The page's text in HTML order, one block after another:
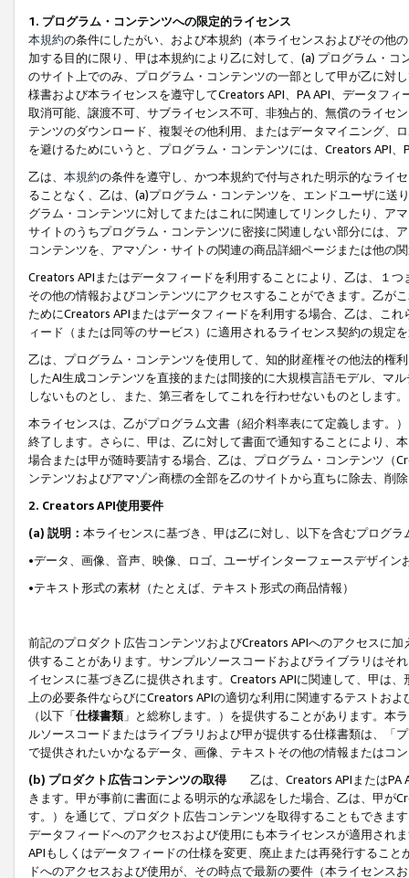
1. プログラム・コンテンツへの限定的ライセンス
本規約の条件にしたがい、および本規約（本ライセンスおよびその他
加する目的に限り、甲は本規約により乙に対して、(a) プログラム・
のサイト上でのみ、プログラム・コンテンツの一部として甲が乙に対
様書および本ライセンスを遵守してCreators API、PA API、データフ
取消可能、譲渡不可、サブライセンス不可、非独占的、無償のライセ
テンツのダウンロード、複製その他利用、またはデータマイニング、
を避けるためにいうと、プログラム・コンテンツには、Creators API
乙は、 本規約の条件を遵守し、かつ本規約で付与された明示的なライ
ることなく、乙は、(a)プログラム・コンテンツを、エンドユーザに
グラム・コンテンツに対してまたはこれに関連してリンクしたり、ア
サイトのうちプログラム・コンテンツに密接に関連しない部分には、
コンテンツを、アマゾン・サイトの関連の商品詳細ページまたは他の
Creators APIまたはデータフィードを利用することにより、乙は、１
その他の情報およびコンテンツにアクセスすることができます。乙が
ためにCreators APIまたはデータフィードを利用する場合、乙は、こ
ィード（または同等のサービス）に適用されるライセンス契約の規定
乙は、プログラム・コンテンツを使用して、知的財産権その他法的権
したAI生成コンテンツを直接的または間接的に大規模言語モデル、マ
しないものとし、また、第三者をしてこれを行わせないものとします。
本ライセンスは、乙がプログラム文書（紹介料率表にて定義します。
終了します。さらに、甲は、乙に対して書面で通知することにより、
場合または甲が随時要請する場合、乙は、プログラム・コンテンツ（
ンテンツおよびアマゾン商標の全部を乙のサイトから直ちに除去、削
2. Creators API使用要件
(a) 説明： 本ライセンスに基づき、甲は乙に対し、以下を含むプログ
•データ、画像、音声、映像、ロゴ、ユーザインターフェースデザイ
•テキスト形式の素材（たとえば、テキスト形式の商品情報）
前記のプロダクト広告コンテンツおよびCreators APIへのアクセスに
供することがあります。サンプルソースコードおよびライブラリはそ
イセンスに基づき乙に提供されます。Creators APIに関連して、甲は
上の必要条件ならびにCreators APIの適切な利用に関連するテストお
（以下「仕様書類」と総称します。）を提供することがあります。本
ルソースコードまたはライブラリおよび甲が提供する仕様書類は、「
で提供されたいかなるデータ、画像、テキストその他の情報またはコ
(b) プロダクト広告コンテンツの取得
乙は、Creators APIまたはPA
きます。甲が事前に書面による明示的な承認をした場合、乙は、甲が
す。）を通じて、プロダクト広告コンテンツを取得することもできま
データフィードへのアクセスおよび使用にも本ライセンスが適用され
APIもしくはデータフィードの仕様を変更、廃止または再発行するこ
ドへのアクセスおよび使用が、その時点で最新の要件（本ライセン